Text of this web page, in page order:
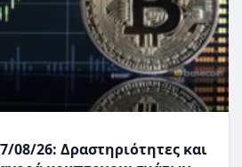
08/26: Δραστηριότητες και